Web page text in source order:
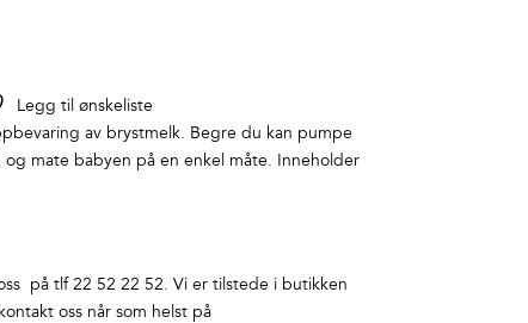
Legg til ønskeliste
av brystmelk. Begre du kan pumpe
mate babyen på en enkel måte. Inneholder
på tlf 22 52 22 52. Vi er tilstede i butikken
oss når som helst på